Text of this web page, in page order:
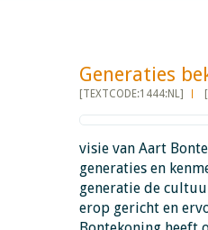
Generaties
[TEXTCODE:1444:NL]
visie van Aart
generaties en
generatie de
erop gericht en